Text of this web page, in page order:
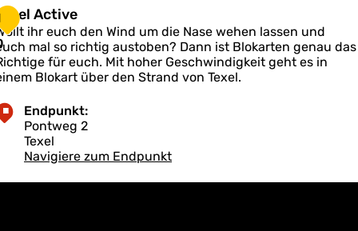
Active
ihr euch den Wind um die Nase wehen lassen und
mal so richtig austoben? Dann ist Blokarten genau das
für euch. Mit hoher Geschwindigkeit geht es in
Blokart über den Strand von Texel.
Endpunkt:
Pontweg 2
Texel
Navigiere zum Endpunkt